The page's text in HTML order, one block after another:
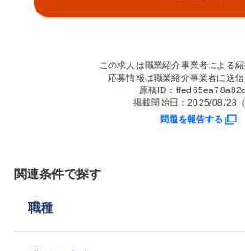
この求人は職業紹介事業者による紹
応募情報は職業紹介事業者に送信
原稿ID：
掲載開始日：2025/08/28（
問題を報告する
関連条件で探す
職種